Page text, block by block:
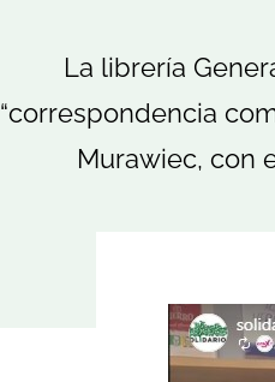
La librería
“correspondencia
Murawiec, con